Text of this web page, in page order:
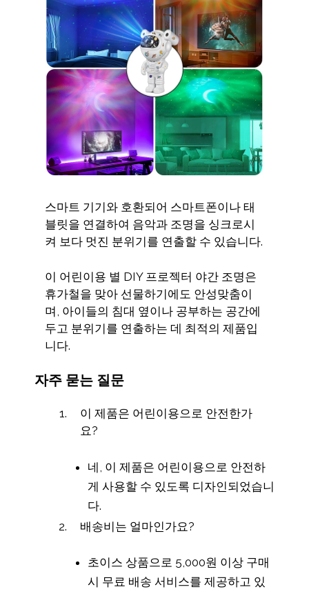
스마트 기기와 호환되어 스마트폰이나 태
블릿을 연결하여 음악과 조명을 싱크로시
켜 보다 멋진 분위기를 연출할 수 있습니다.
이 어린이용 별 DIY 프로젝터 야간 조명은
휴가철을 맞아 선물하기에도 안성맞춤이
며, 아이들의 침대 옆이나 공부하는 공간에
두고 분위기를 연출하는 데 최적의 제품입
니다.
자주 묻는 질문
이 제품은 어린이용으로 안전한가
요?
네, 이 제품은 어린이용으로 안전하
게 사용할 수 있도록 디자인되었습니
다.
배송비는 얼마인가요?
초이스 상품으로 5,000원 이상 구매
시 무료 배송 서비스를 제공하고 있